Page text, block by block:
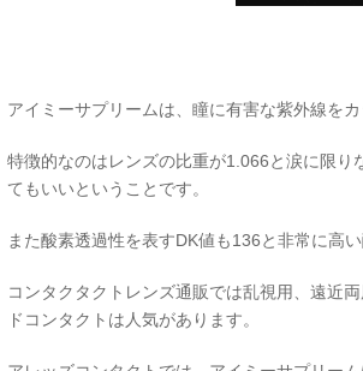
アイミーサプリームは、瞳に有害な紫外線を
特徴的なのはレンズの比重が1.066と涙に限り
てもいいということです。
また酸素透過性を表すDK値も136と非常に高い
コンタクタクトレンズ通販では乱視用、遠近
ドコンタクトは人気があります。